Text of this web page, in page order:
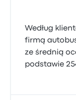
Według
firmą
ze średnią
podstawie